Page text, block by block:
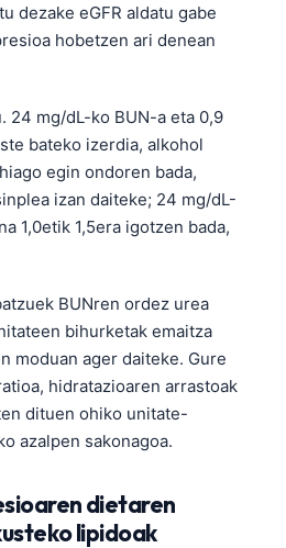
dezake eGFR aldatu gabe
hobetzen ari denean
24 mg/dL-ko BUN-a eta 0,9
bateko izerdia, alkohol
egin ondoren bada,
izan daiteke; 24 mg/dL-
1,0etik 1,5era igotzen bada,
BUNren ordez urea
bihurketak emaitza
moduan ager daiteke. Gure
hidratazioaren arrastoak
dituen ohiko unitate-
azalpen sakonagoa.
dietaren
lipidoak